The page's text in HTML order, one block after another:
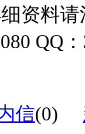
资料
QQ
信(0)